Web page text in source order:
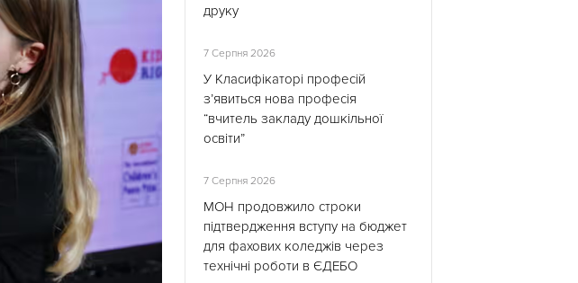
друку
7 Серпня 2026
У Класифікаторі професій
з’явиться нова професія
“вчитель закладу дошкільної
освіти”
7 Серпня 2026
МОН продовжило строки
підтвердження вступу на бюджет
для фахових коледжів через
технічні роботи в ЄДЕБО